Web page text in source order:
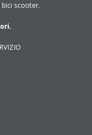
scooter.